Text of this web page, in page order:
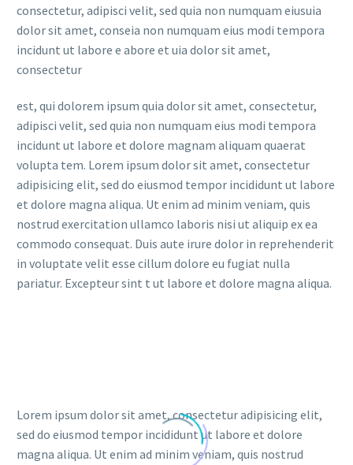
consectetur, adipisci velit, sed quia non numquam eiusuia
dolor sit amet, conseia non numquam eius modi tempora
incidunt ut labore e abore et uia dolor sit amet,
consectetur
est, qui dolorem ipsum quia dolor sit amet, consectetur,
adipisci velit, sed quia non numquam eius modi tempora
incidunt ut labore et dolore magnam aliquam quaerat
volupta tem. Lorem ipsum dolor sit amet, consectetur
adipisicing elit, sed do eiusmod tempor incididunt ut labore
et dolore magna aliqua. Ut enim ad minim veniam, quis
nostrud exercitation ullamco laboris nisi ut aliquip ex ea
commodo consequat. Duis aute irure dolor in reprehenderit
in voluptate velit esse cillum dolore eu fugiat nulla
pariatur. Excepteur sint t ut labore et dolore magna aliqua.
Lorem ipsum dolor sit amet, consectetur adipisicing elit,
sed do eiusmod tempor incididunt ut labore et dolore
magna aliqua. Ut enim ad minim veniam, quis nostrud